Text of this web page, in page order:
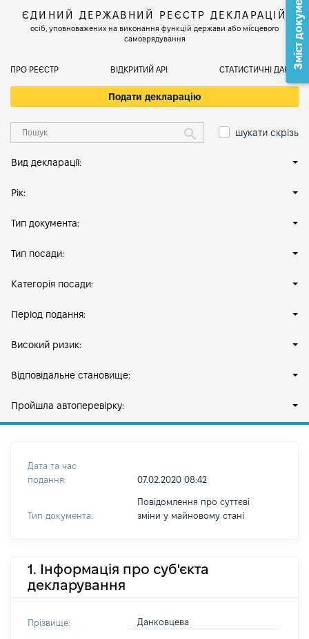
ЄДИНИЙ ДЕРЖАВНИЙ РЕЄСТР ДЕКЛАРАЦІЙ
осіб, уповноважених на виконання функцій держави або місцевого
самоврядування
ПРО РЕЄСТР ВІДКРИТИЙ АРІ СТАТИСТИЧНІ ДАНІ
Подати декларацію
шукати скрізь
Вид декларації:
Рік:
Тип документа:
Тип посади:
Категорія посади:
Період подання:
Високий ризик:
Відповідальне становище:
Пройшла автоперевірку:
Дата та час
подання:
07.02.2020 08:42
Тип документа:
Повідомлення про суттєві
зміни y майновому стані
1. Інформація про суб'єкта
декларування
Прізвище: Данковцева
Зміст документа